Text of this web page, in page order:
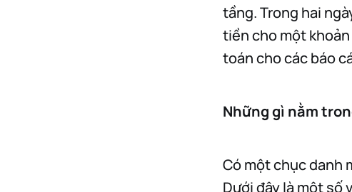
tầng. Trong hai
tiền cho một
toán cho các báo
Những gì nằm
Có một chục danh
Dưới đây là một số